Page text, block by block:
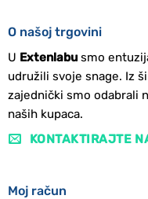
O našoj trgovini
U Extenlabusmo
udružili svoje snage. Iz
zajednički smo odabrali
naših kupaca.
KONTAKTIRAJTE
Moj račun